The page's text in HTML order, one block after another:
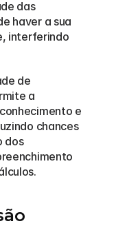
das
haver a sua
interferindo
de
a
e
chances
dos